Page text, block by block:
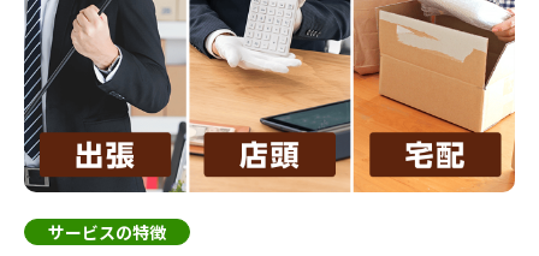
サービスの特徴